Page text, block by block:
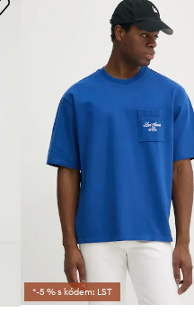
*-5 % s kódem: LST